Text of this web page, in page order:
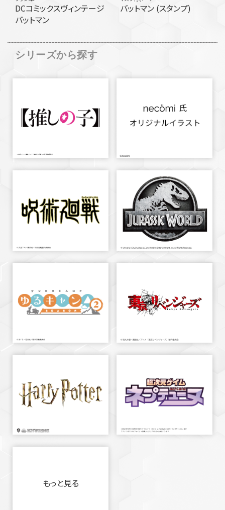
DCコミックスヴィンテージ
バットマン
バットマン (スタンプ)
シリーズから探す
もっと見る